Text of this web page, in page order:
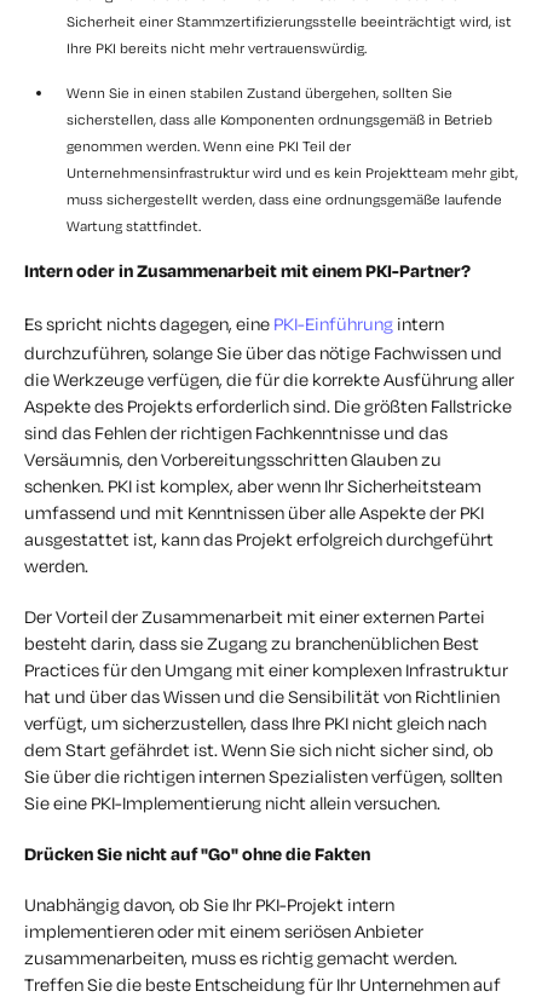
Sicherheit einer Stammzertifizierungsstelle beeinträchtigt wird, ist
Ihre PKI bereits nicht mehr vertrauenswürdig.
Wenn Sie in einen stabilen Zustand übergehen, sollten Sie
sicherstellen, dass alle Komponenten ordnungsgemäß in Betrieb
genommen werden. Wenn eine PKI Teil der
Unternehmensinfrastruktur wird und es kein Projektteam mehr gibt,
muss sichergestellt werden, dass eine ordnungsgemäße laufende
Wartung stattfindet.
Intern oder in Zusammenarbeit mit einem PKI-Partner?
Es spricht nichts dagegen, eine PKI-Einführung intern
durchzuführen, solange Sie über das nötige Fachwissen und
die Werkzeuge verfügen, die für die korrekte Ausführung aller
Aspekte des Projekts erforderlich sind. Die größten Fallstricke
sind das Fehlen der richtigen Fachkenntnisse und das
Versäumnis, den Vorbereitungsschritten Glauben zu
schenken. PKI ist komplex, aber wenn Ihr Sicherheitsteam
umfassend und mit Kenntnissen über alle Aspekte der PKI
ausgestattet ist, kann das Projekt erfolgreich durchgeführt
werden.
Der Vorteil der Zusammenarbeit mit einer externen Partei
besteht darin, dass sie Zugang zu branchenüblichen Best
Practices für den Umgang mit einer komplexen Infrastruktur
hat und über das Wissen und die Sensibilität von Richtlinien
verfügt, um sicherzustellen, dass Ihre PKI nicht gleich nach
dem Start gefährdet ist. Wenn Sie sich nicht sicher sind, ob
Sie über die richtigen internen Spezialisten verfügen, sollten
Sie eine PKI-Implementierung nicht allein versuchen.
Drücken Sie nicht auf "Go" ohne die Fakten
Unabhängig davon, ob Sie Ihr PKI-Projekt intern
implementieren oder mit einem seriösen Anbieter
zusammenarbeiten, muss es richtig gemacht werden.
Treffen Sie die beste Entscheidung für Ihr Unternehmen auf